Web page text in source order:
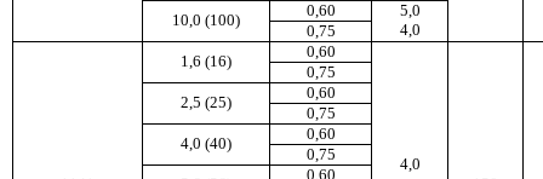
10,0 (100)
0,60
5,0
0,75
4,0
1,6 (16)
0,60
4,0
0,75
2,5 (25)
0,60
0,75
4,0 (40)
0,60
0,75
0,60